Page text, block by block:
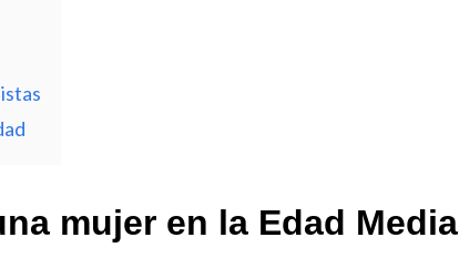
mujer en la Edad Media